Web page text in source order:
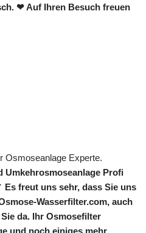
❤ Auf Ihren Besuch freuen
Osmoseanlage Experte.
Umkehrosmoseanlage Profi
freut uns sehr, dass Sie uns
Wasserfilter.com, auch
da. Ihr Osmosefilter